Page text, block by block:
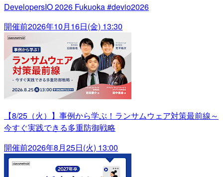
DevelopersIO 2026 Fukuoka #devio2026
開催前2026年10月16日(金) 13:30
【8/25（火）】事例から学ぶ！ランサムウェア対策最前線～
今すぐ実践できる多重防御戦略
開催前2026年8月25日(火) 13:00